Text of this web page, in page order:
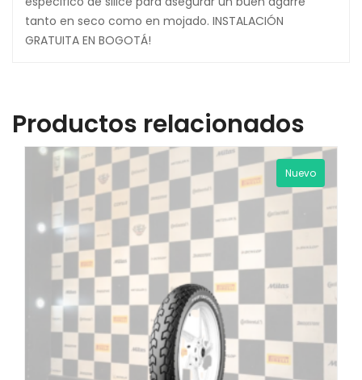
tanto en seco como en mojado. INSTALACIÓN
GRATUITA EN BOGOTÁ!
Productos relacionados
Nuevo